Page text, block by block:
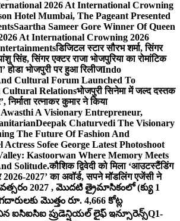
2026 At International Crowning
Hotel Mumbai, The Pageant Presented
Saartha Sameer Gore Winner Of Queen
At International Crowning 2026
डिजिटल स्टार सौरभ शर्मा, सिंगर
सिंह, सिंगर एक्टर राजा भोजपुरिया का रोमांटिक
होडा भोजपुरी पर हुआ रिलीजIndo
Cultural Forum Launched To
Relationsभोजपुरी सिनेमा में जल्द दस्तक
रत्नाकर कुमार ने किया
A Visionary Entrepreneur,
Deepak Chaturvedi The Visionary
The Future Of Fashion And
Actress Sofee George Latest Photoshoot
Kastoorwan Where Memory Meets
Solitude.कौशिक द्विवेदी को मिला ‘आउटस्टैंडिंग
2027’ का अवॉर्ड, सपने मॉडलिंग एजेंसी ने
2027 , మొదటి త్రైమాసికంలో (క్యు 1
మొత్తం రూ. 4,666 కోట్ల
ఐసిఐసిఐ ప్రుడెన్షియల్ లైఫ్ ఇన్సూరెన్స్Q1-